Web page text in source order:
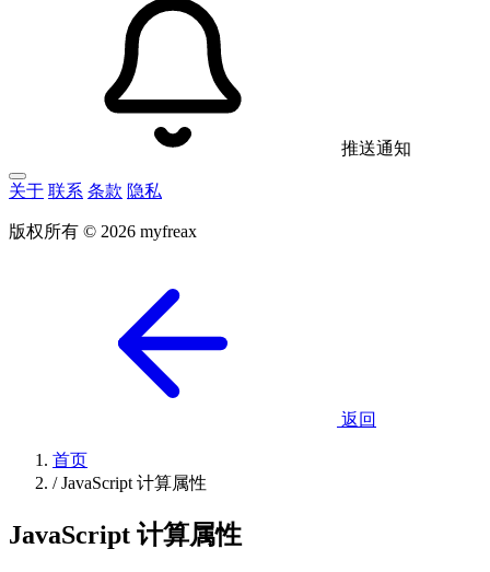
推送通知
关于 联系 条款 隐私
版权所有 © 2026 myfreax
返回
首页
/ JavaScript 计算属性
JavaScript 计算属性